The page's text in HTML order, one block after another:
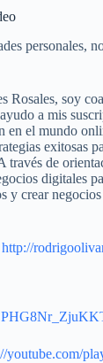
personales,
Rosales, soy
a mis
en el mundo
exitosas
través de
digitales
y crear
http://
youtube.com/